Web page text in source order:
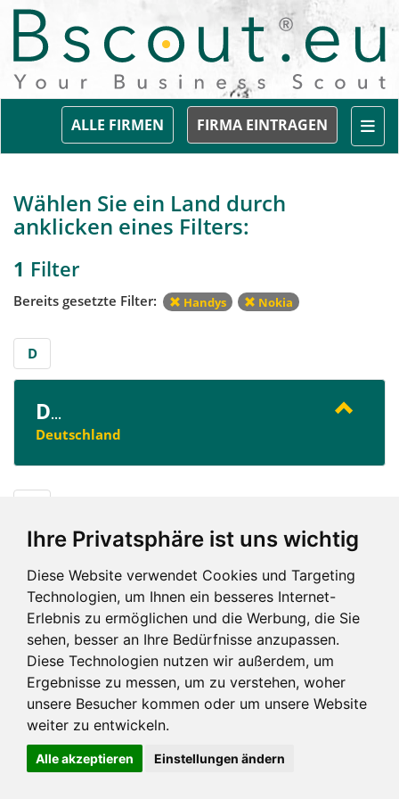
Ihre Privatsphäre ist uns wichtig
Diese Website verwendet Cookies und Targeting
Technologien, um Ihnen ein besseres Internet-
Erlebnis zu ermöglichen und die Werbung, die Sie
sehen, besser an Ihre Bedürfnisse anzupassen.
Diese Technologien nutzen wir außerdem, um
Ergebnisse zu messen, um zu verstehen, woher
unsere Besucher kommen oder um unsere Website
weiter zu entwickeln.
Alle akzeptieren Einstellungen ändern
FIRMA EINTRAGEN
ALLE FIRMEN
Wählen Sie ein Land durch
anklicken eines Filters:
1 Filter
Bereits gesetzte Filter: Handys Nokia
D
D...
Deutschland
Impressum und mehr